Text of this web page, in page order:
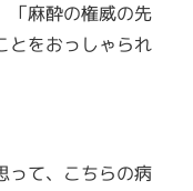
「麻酔の権威の先
とをおっしゃられ
って、こちらの病